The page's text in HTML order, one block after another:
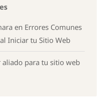
en Errores Comunes
Iniciar tu Sitio Web
aliado para tu sitio web